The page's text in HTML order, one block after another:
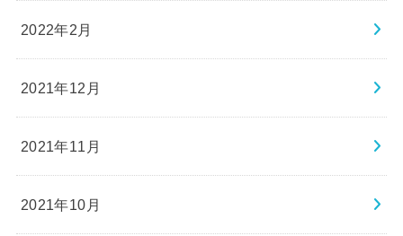
2022年2月
2021年12月
2021年11月
2021年10月